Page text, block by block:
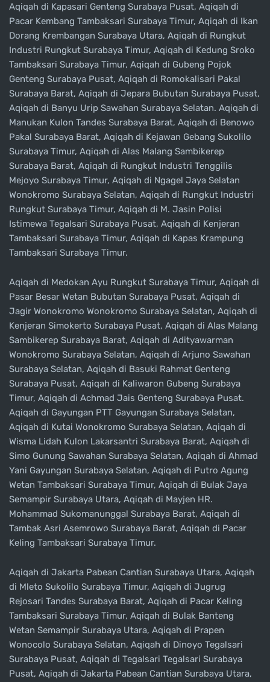
Aqiqah di Kapasari Genteng Surabaya Pusat, Aqiqah di
Pacar Kembang Tambaksari Surabaya Timur, Aqiqah di Ikan
Dorang Krembangan Surabaya Utara, Aqiqah di Rungkut
Industri Rungkut Surabaya Timur, Aqiqah di Kedung Sroko
Tambaksari Surabaya Timur, Aqiqah di Gubeng Pojok
Genteng Surabaya Pusat, Aqiqah di Romokalisari Pakal
Surabaya Barat, Aqiqah di Jepara Bubutan Surabaya Pusat,
Aqiqah di Banyu Urip Sawahan Surabaya Selatan. Aqiqah di
Manukan Kulon Tandes Surabaya Barat, Aqiqah di Benowo
Pakal Surabaya Barat, Aqiqah di Kejawan Gebang Sukolilo
Surabaya Timur, Aqiqah di Alas Malang Sambikerep
Surabaya Barat, Aqiqah di Rungkut Industri Tenggilis
Mejoyo Surabaya Timur, Aqiqah di Ngagel Jaya Selatan
Wonokromo Surabaya Selatan, Aqiqah di Rungkut Industri
Rungkut Surabaya Timur, Aqiqah di M. Jasin Polisi
Istimewa Tegalsari Surabaya Pusat, Aqiqah di Kenjeran
Tambaksari Surabaya Timur, Aqiqah di Kapas Krampung
Tambaksari Surabaya Timur.
Aqiqah di Medokan Ayu Rungkut Surabaya Timur, Aqiqah di
Pasar Besar Wetan Bubutan Surabaya Pusat, Aqiqah di
Jagir Wonokromo Wonokromo Surabaya Selatan, Aqiqah di
Kenjeran Simokerto Surabaya Pusat, Aqiqah di Alas Malang
Sambikerep Surabaya Barat, Aqiqah di Adityawarman
Wonokromo Surabaya Selatan, Aqiqah di Arjuno Sawahan
Surabaya Selatan, Aqiqah di Basuki Rahmat Genteng
Surabaya Pusat, Aqiqah di Kaliwaron Gubeng Surabaya
Timur, Aqiqah di Achmad Jais Genteng Surabaya Pusat.
Aqiqah di Gayungan PTT Gayungan Surabaya Selatan,
Aqiqah di Kutai Wonokromo Surabaya Selatan, Aqiqah di
Wisma Lidah Kulon Lakarsantri Surabaya Barat, Aqiqah di
Simo Gunung Sawahan Surabaya Selatan, Aqiqah di Ahmad
Yani Gayungan Surabaya Selatan, Aqiqah di Putro Agung
Wetan Tambaksari Surabaya Timur, Aqiqah di Bulak Jaya
Semampir Surabaya Utara, Aqiqah di Mayjen HR.
Mohammad Sukomanunggal Surabaya Barat, Aqiqah di
Tambak Asri Asemrowo Surabaya Barat, Aqiqah di Pacar
Keling Tambaksari Surabaya Timur.
Aqiqah di Jakarta Pabean Cantian Surabaya Utara, Aqiqah
di Mleto Sukolilo Surabaya Timur, Aqiqah di Jugrug
Rejosari Tandes Surabaya Barat, Aqiqah di Pacar Keling
Tambaksari Surabaya Timur, Aqiqah di Bulak Banteng
Wetan Semampir Surabaya Utara, Aqiqah di Prapen
Wonocolo Surabaya Selatan, Aqiqah di Dinoyo Tegalsari
Surabaya Pusat, Aqiqah di Tegalsari Tegalsari Surabaya
Pusat, Aqiqah di Jakarta Pabean Cantian Surabaya Utara,